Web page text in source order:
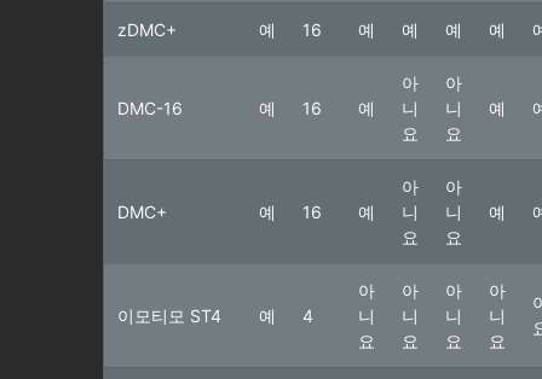
zDMC+ 예 16 예 예 예 예
DMC-16 예 16 예
아
니
요
아
니
요
예
DMC+ 예 16 예
아
니
요
아
니
요
예
이모티모 ST4 예 4
아
니
요
아
니
요
아
니
요
아
니
요